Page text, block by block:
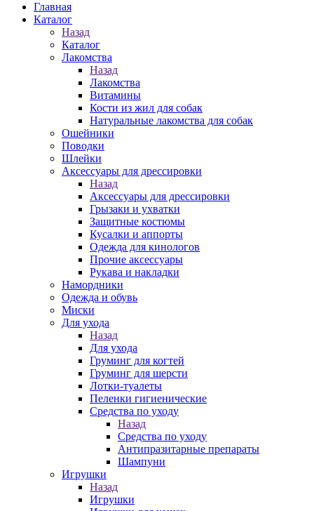
Главная
Каталог
Назад
Каталог
Лакомства
Назад
Лакомства
Витамины
Кости из жил для собак
Натуральные лакомства для собак
Ошейники
Поводки
Шлейки
Аксессуары для дрессировки
Назад
Аксессуары для дрессировки
Грызаки и ухватки
Защитные костюмы
Кусалки и аппорты
Одежда для кинологов
Прочие аксессуары
Рукава и накладки
Намордники
Одежда и обувь
Миски
Для ухода
Назад
Для ухода
Груминг для когтей
Груминг для шерсти
Лотки-туалеты
Пеленки гигиенические
Средства по уходу
Назад
Средства по уходу
Антипразитарные препараты
Шампуни
Игрушки
Назад
Игрушки